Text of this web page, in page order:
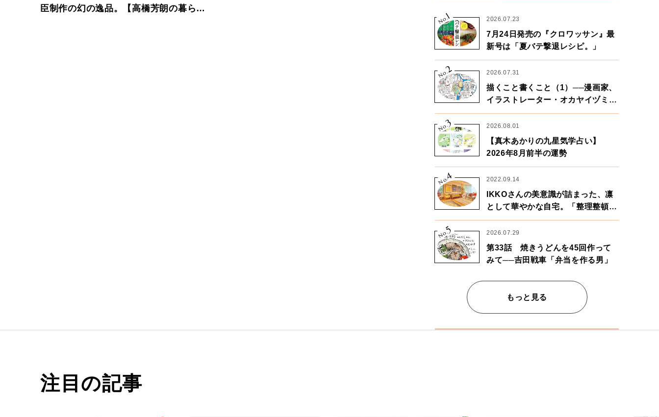
臣制作の幻の逸品。【高橋芳朗の暮らし
No.
1 2026.07.23
7月24日発売の『クロワッサン』最
新号は「夏バテ撃退レシピ。」
No.2 2026.07.31
描くこと書くこと（1）──漫画家、
イラストレーター・オカヤイヅミさ
ん×漫画家・鶴谷香央理さん
No.
3 2026.08.01
【真木あかりの九星気学占い】
2026年8月前半の運勢
No.
4 2022.09.14
IKKOさんの美意識が詰まった、凛
として華やかな自宅。「整理整頓は
心のリズムが乱されないための作
業」。
No.
5 2026.07.29
第33話 焼きうどんを45回作って
みて──吉田戦車「弁当を作る男」
もっと見る
注目の記事